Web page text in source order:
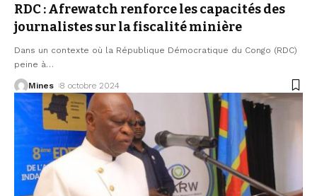
RDC : Afrewatch renforce les capacités des
journalistes sur la fiscalité minière
Dans un contexte où la République Démocratique du Congo (RDC)
peine à…
Mines 8 octobre 2024